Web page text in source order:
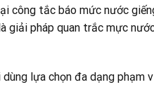
công tắc báo mức nước
giải pháp quan trắc mực
lựa chọn đa dạng phạm